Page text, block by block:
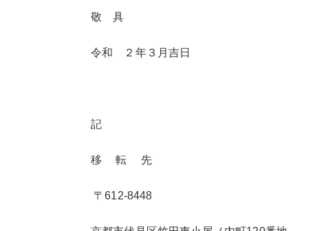
敬 具
令和 ２年３月吉日
記
移 転 先
〒612-8448